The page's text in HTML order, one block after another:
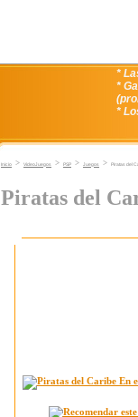
*
*
*
Inicio > VideoJuegos > PSP > Juegos > Piratas del
Piratas del